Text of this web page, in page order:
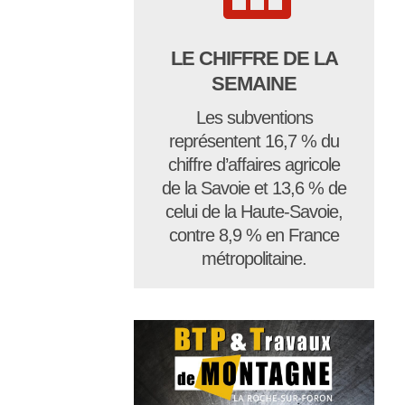
LE CHIFFRE DE LA
SEMAINE
Les subventions
représentent 16,7 % du
chiffre d’affaires agricole
de la Savoie et 13,6 % de
celui de la Haute-Savoie,
contre 8,9 % en France
métropolitaine.